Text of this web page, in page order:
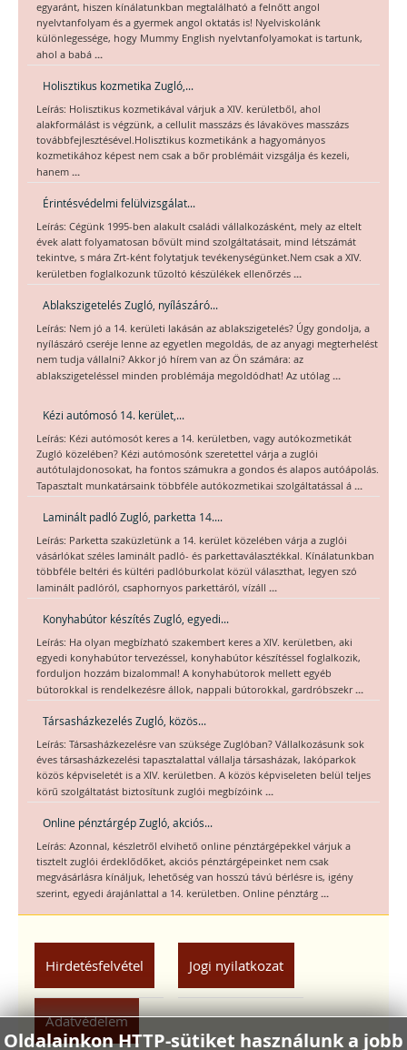
egyaránt, hiszen kínálatunkban megtalálható a felnőtt angol
nyelvtanfolyam és a gyermek angol oktatás is! Nyelviskolánk
különlegessége, hogy Mummy English nyelvtanfolyamokat is tartunk,
ahol a babá ...
Holisztikus kozmetika Zugló,...
Leírás: Holisztikus kozmetikával várjuk a XIV. kerületből, ahol
alakformálást is végzünk, a cellulit masszázs és lávaköves masszázs
továbbfejlesztésével.Holisztikus kozmetikánk a hagyományos
kozmetikához képest nem csak a bőr problémáit vizsgálja és kezeli,
hanem ...
Érintésvédelmi felülvizsgálat...
Leírás: Cégünk 1995-ben alakult családi vállalkozásként, mely az eltelt
évek alatt folyamatosan bővült mind szolgáltatásait, mind létszámát
tekintve, s mára Zrt-ként folytatjuk tevékenységünket.Nem csak a XIV.
kerületben foglalkozunk tűzoltó készülékek ellenőrzés ...
Ablakszigetelés Zugló, nyílászáró...
Leírás: Nem jó a 14. kerületi lakásán az ablakszigetelés? Úgy gondolja, a
nyílászáró cseréje lenne az egyetlen megoldás, de az anyagi megterhelést
nem tudja vállalni? Akkor jó hírem van az Ön számára: az
ablakszigeteléssel minden problémája megoldódhat! Az utólag ...
Kézi autómosó 14. kerület,...
Leírás: Kézi autómosót keres a 14. kerületben, vagy autókozmetikát
Zugló közelében? Kézi autómosónk szeretettel várja a zuglói
autótulajdonosokat, ha fontos számukra a gondos és alapos autóápolás.
Tapasztalt munkatársaink többféle autókozmetikai szolgáltatással á ...
Laminált padló Zugló, parketta 14....
Leírás: Parketta szaküzletünk a 14. kerület közelében várja a zuglói
vásárlókat széles laminált padló- és parkettaválasztékkal. Kínálatunkban
többféle beltéri és kültéri padlóburkolat közül választhat, legyen szó
laminált padlóról, csaphornyos parkettáról, vízáll ...
Konyhabútor készítés Zugló, egyedi...
Leírás: Ha olyan megbízható szakembert keres a XIV. kerületben, aki
egyedi konyhabútor tervezéssel, konyhabútor készítéssel foglalkozik,
forduljon hozzám bizalommal! A konyhabútorok mellett egyéb
bútorokkal is rendelkezésre állok, nappali bútorokkal, gardróbszekr...
Társasházkezelés Zugló, közös...
Leírás: Társasházkezelésre van szüksége Zuglóban? Vállalkozásunk sok
éves társasházkezelési tapasztalattal vállalja társasházak, lakóparkok
közös képviseletét is a XIV. kerületben. A közös képviseleten belül teljes
körű szolgáltatást biztosítunk zuglói megbízóink ...
Online pénztárgép Zugló, akciós...
Leírás: Azonnal, készletről elvihető online pénztárgépekkel várjuk a
tisztelt zuglói érdeklődőket, akciós pénztárgépeinket nem csak
megvásárlásra kínáljuk, lehetőség van hosszú távú bérlésre is, igény
szerint, egyedi árajánlattal a 14. kerületben. Online pénztárg ...
Hirdetésfelvétel Jogi nyilatkozat
Adatvédelem
Oldalainkon HTTP-sütiket használunk a jobb